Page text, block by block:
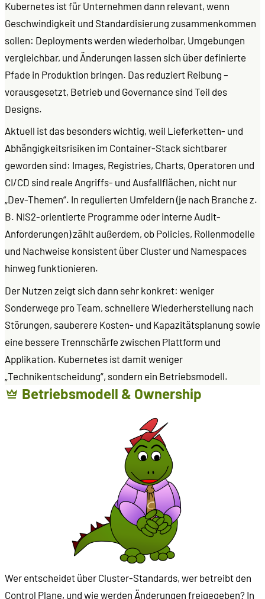
Kubernetes ist für Unternehmen dann relevant, wenn
Geschwindigkeit und Standardisierung zusammenkommen
sollen: Deployments werden wiederholbar, Umgebungen
vergleichbar, und Änderungen lassen sich über definierte
Pfade in Produktion bringen. Das reduziert Reibung –
vorausgesetzt, Betrieb und Governance sind Teil des
Designs.
Aktuell ist das besonders wichtig, weil Lieferketten- und
Abhängigkeitsrisiken im Container-Stack sichtbarer
geworden sind: Images, Registries, Charts, Operatoren und
CI/CD sind reale Angriffs- und Ausfallflächen, nicht nur
„Dev-Themen“. In regulierten Umfeldern (je nach Branche z.
B. NIS2-orientierte Programme oder interne Audit-
Anforderungen) zählt außerdem, ob Policies, Rollenmodelle
und Nachweise konsistent über Cluster und Namespaces
hinweg funktionieren.
Der Nutzen zeigt sich dann sehr konkret: weniger
Sonderwege pro Team, schnellere Wiederherstellung nach
Störungen, sauberere Kosten- und Kapazitätsplanung sowie
eine bessere Trennschärfe zwischen Plattform und
Applikation. Kubernetes ist damit weniger
„Technikentscheidung“, sondern ein Betriebsmodell.
Betriebsmodell & Ownership
Wer entscheidet über Cluster-Standards, wer betreibt den
Control Plane, und wie werden Änderungen freigegeben? In